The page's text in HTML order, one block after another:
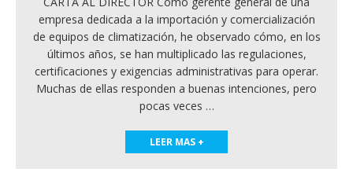
empresa dedicada a la importación y comercialización
de equipos de climatización, he observado cómo, en los
últimos años, se han multiplicado las regulaciones,
certificaciones y exigencias administrativas para operar.
Muchas de ellas responden a buenas intenciones, pero
pocas veces …
LEER MAS +